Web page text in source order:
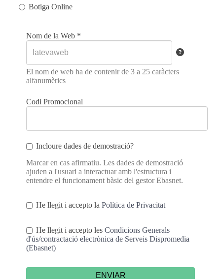
Botiga Online
Nom de la Web *
El nom de web ha de contenir de 3 a 25 caràcters
alfanumèrics
Codi Promocional
Incloure dades de demostració?
Marcar en cas afirmatiu. Les dades de demostració
ajuden a l'usuari a interactuar amb l'estructura i
entendre el funcionament bàsic del gestor Ebasnet.
He llegit i accepto la Política de Privacitat
He llegit i accepto les Condicions Generals
d'ús/contractació electrònica de Serveis Dispromedia
(Ebasnet)
ENVIAR